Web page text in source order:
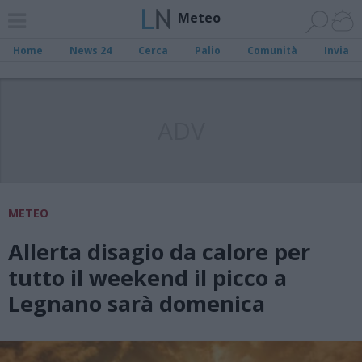
Meteo
Home News 24 Cerca Palio Comunità Invia
METEO
Allerta disagio da calore per
tutto il weekend il picco a
Legnano sarà domenica